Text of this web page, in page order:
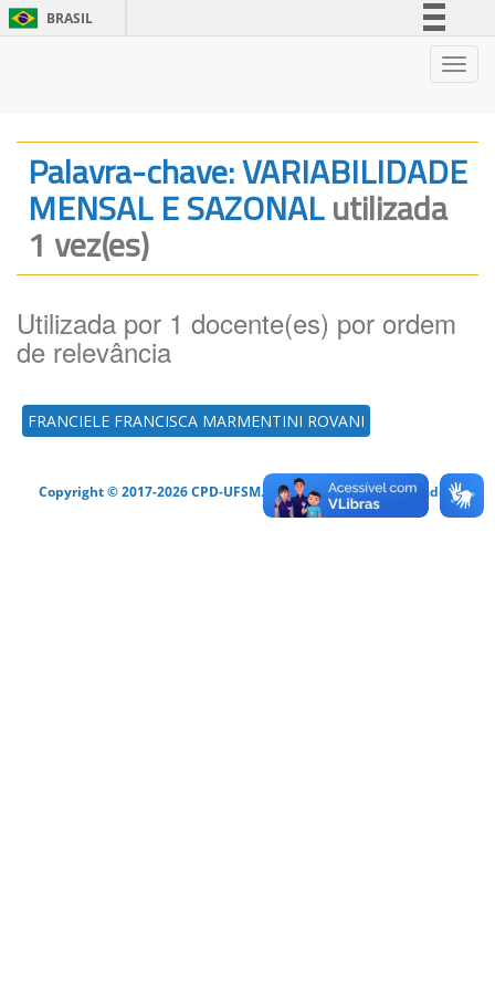
BRASIL
Legislação
Canais
Palavra-chave: VARIABILIDADE
MENSAL E SAZONALutilizada
1 vez(es)
Utilizada por 1 docente(es) por ordem
de relevância
FRANCIELE FRANCISCA MARMENTINI ROVANI
Copyright © 2017-2026 CPD-UFSM. Todos os direitos reservados.